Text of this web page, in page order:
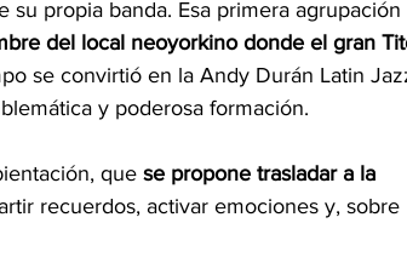
propia banda. Esa primera agrupación
del local neoyorkino donde el gran
se convirtió en la Andy Durán Latin
y poderosa formación.
que se propone trasladar a la
recuerdos, activar emociones y, sobre